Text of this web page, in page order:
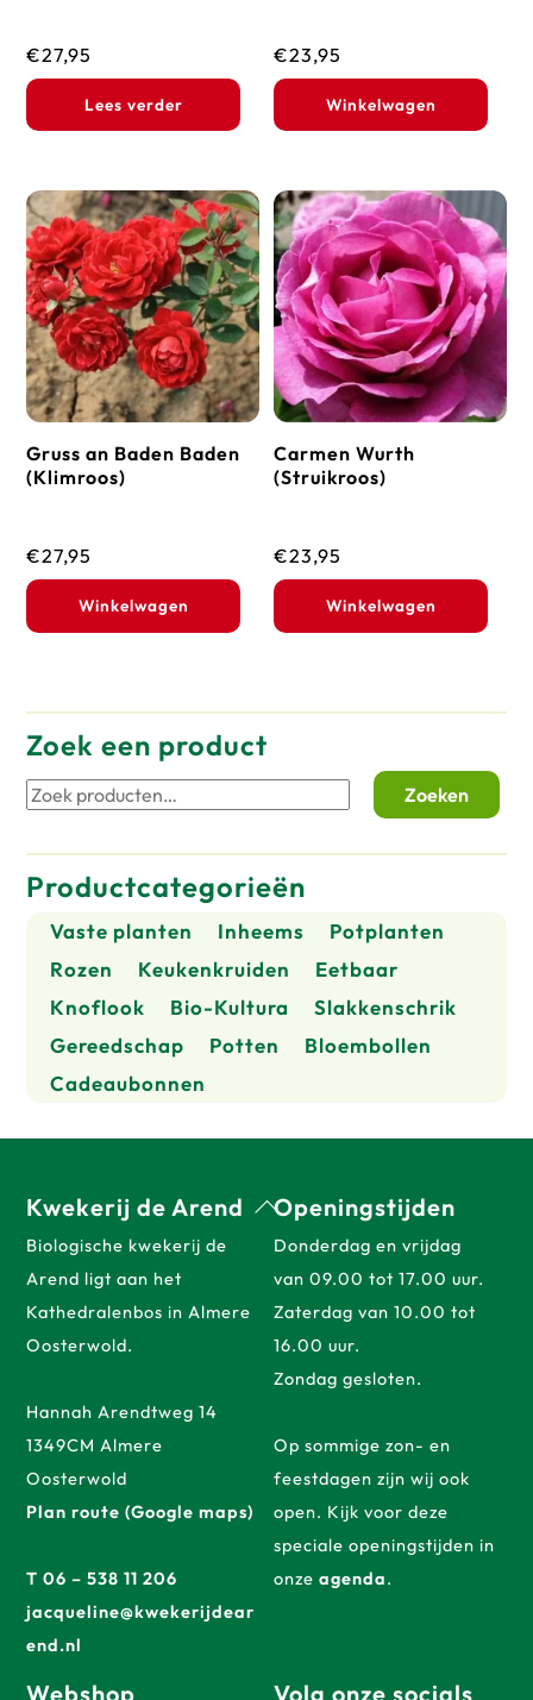
€27,95
Lees verder
€23,95
Winkelwagen
Gruss an Baden Baden
(Klimroos)
€27,95
Winkelwagen
Carmen Wurth
(Struikroos)
€23,95
Winkelwagen
Zoek een product
Zoeken
Zoeken
Productcategorieën
Vaste planten Inheems
Potplanten
Rozen
Keukenkruiden
Eetbaar
Knoflook
Bio-Kultura
Slakkenschrik
Gereedschap
Potten
Bloembollen
Cadeaubonnen
Back
To
Kwekerij de Arend
Biologische kwekerij de
Arend ligt aan het
Kathedralenbos in Almere
Oosterwold.
Hannah Arendtweg 14
1349CM Almere
Oosterwold
Plan route (Google maps)
T 06 – 538 11 206
jacqueline@kwekerijdear
end.nl
Openingstijden
Donderdag en vrijdag
van 09.00 tot 17.00 uur.
Zaterdag van 10.00 tot
16.00 uur.
Zondag gesloten.
Op sommige zon- en
feestdagen zijn wij ook
open. Kijk voor deze
speciale openingstijden in
onzeagenda.
Webshop Volg onze socials